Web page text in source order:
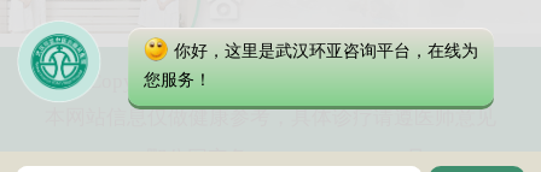
Copyright 2023 武汉环亚中医白癜风医院
本网站信息仅做健康参考，具体诊疗请遵医师意见
你好，这里是武汉环亚咨询平台，在线为
您服务！